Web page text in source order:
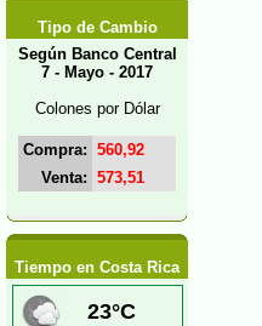
Tipo de Cambio
Según Banco Central
7 - Mayo - 2017
Colones por Dólar
Compra: 560,92
Venta: 573,51
Tiempo en Costa Rica